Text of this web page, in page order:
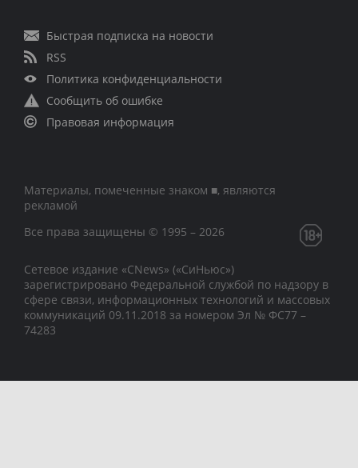
Быстрая подписка на новости
RSS
Политика конфиденциальности
Сообщить об ошибке
Правовая информация
Материалы, помеченные знаком ■, являются
рекламой
Все права защищены © 1995 – 2026
Сетевое издание «CNews» («СиНьюс»)
зарегистрировано Федеральной службой по надзору в
сфере связи, информационных технологий и массовых
коммуникаций 09.11.2018 за номером Эл № ФС77 –
74283